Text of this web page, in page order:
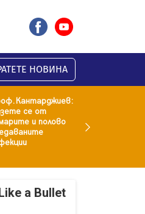
НОВИНА
се от
и полово
a Bullet